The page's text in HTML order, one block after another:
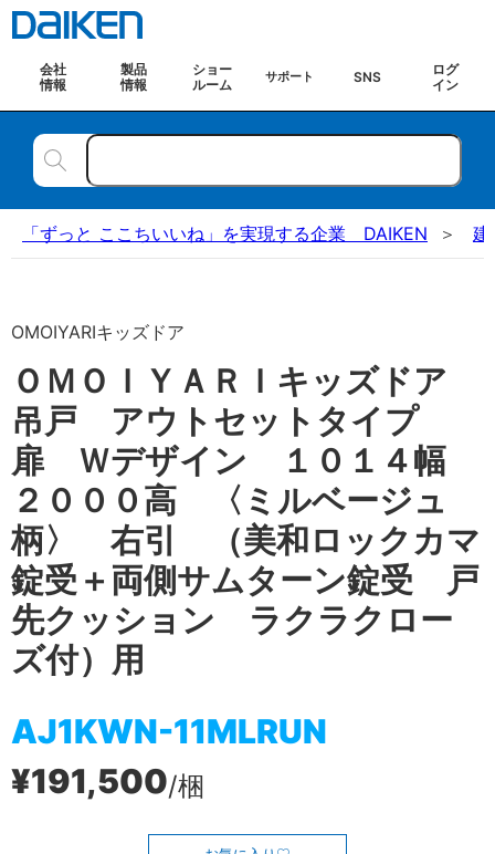
会社
情報
製品
情報
ショー
ルーム
サポート SNS
ログ
イン
「ずっと ここちいいね」を実現する企業 DAIKEN 建
OMOIYARIキッズドア
ＯＭＯＩＹＡＲＩキッズドア
吊戸 アウトセットタイプ
扉 Ｗデザイン １０１４幅
２０００高 〈ミルベージュ
柄〉 右引 （美和ロックカマ
錠受＋両側サムターン錠受 戸
先クッション ラクラクロー
ズ付）用
AJ1KWN-11MLRUN
¥191,500/梱